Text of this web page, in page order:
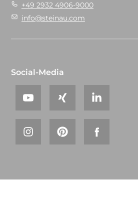
+49 2932 4906-9000
info@steinau.com
Social-Media